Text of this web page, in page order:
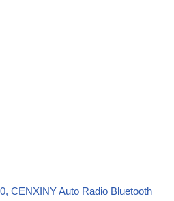
CENXINY Auto Radio Bluetooth